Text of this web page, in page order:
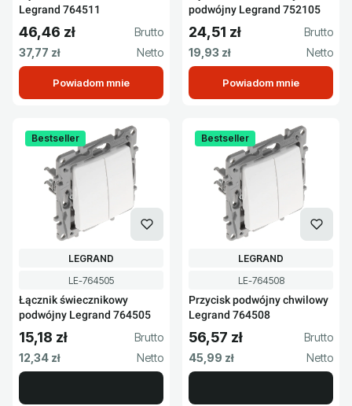
Legrand 764511
Cena brutto
46,46 zł
Cena netto
37,77 zł
Powiadom mnie
podwójny Legrand 752105
Cena brutto
24,51 zł
Cena netto
19,93 zł
Powiadom mnie
Bestseller
Kod produktu
LE-764505
Łącznik świecznikowy
podwójny Legrand 764505
PRODUCENT
LEGRAND
Cena brutto
15,18 zł
Cena netto
12,34 zł
Bestseller
Kod produktu
LE-764508
Przycisk podwójny chwilowy
Legrand 764508
PRODUCENT
LEGRAND
Cena brutto
56,57 zł
Cena netto
45,99 zł